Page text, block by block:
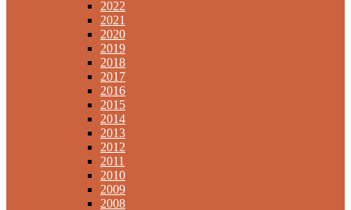
2022
2021
2020
2019
2018
2017
2016
2015
2014
2013
2012
2011
2010
2009
2008